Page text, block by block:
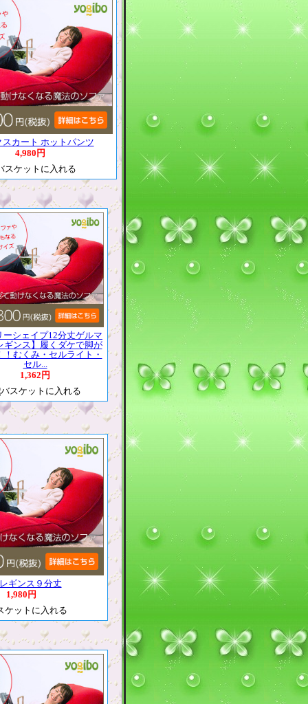
カート ホットパンツ
4,980円
ーシェイプ12分丈ゲルマ
ギンス】履くダケで脚が
！むくみ・セルライト・
セル...
1,362円
ギンス９分丈
1,980円